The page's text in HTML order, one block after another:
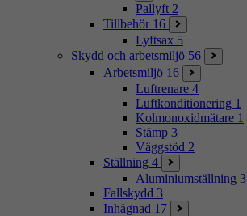
Pallyft 2
Tillbehör 16
Lyftsax 5
Skydd och arbetsmiljö 56
Arbetsmiljö 16
Luftrenare 4
Luftkonditionering 1
Kolmonoxidmätare 1
Stämp 3
Väggstöd 2
Ställning 4
Aluminiumställning 3
Fallskydd 3
Inhägnad 17